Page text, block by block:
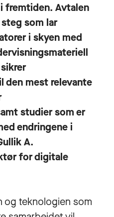
fremtiden. Avtalen
som lar
i skyen med
mest relevante
studier som er
endringene i
A.
for digitale
og teknologien som